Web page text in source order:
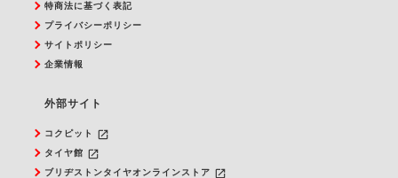
特商法に基づく表記
プライバシーポリシー
サイトポリシー
企業情報
外部サイト
コクピット launch
タイヤ館 launch
ブリヂストンタイヤオンラインストア launch